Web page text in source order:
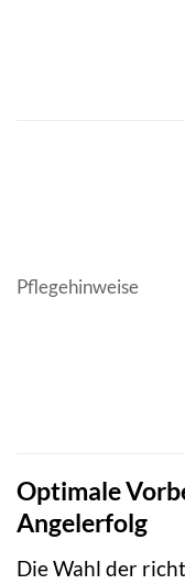
Pflegehinweise
Optimale
Angelerfolg
Die Wahl der